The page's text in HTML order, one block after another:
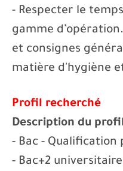
- Respecter le
gamme
et consignes
matière d'hygiène
Profil recherché
Description du
- Bac - Qualification
- Bac+2 universitaire